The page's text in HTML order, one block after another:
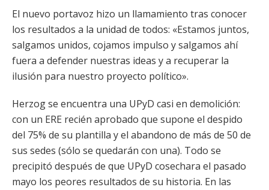
El nuevo portavoz hizo un llamamiento tras conocer
los resultados a la unidad de todos: «Estamos juntos,
salgamos unidos, cojamos impulso y salgamos ahí
fuera a defender nuestras ideas y a recuperar la
ilusión para nuestro proyecto político».
Herzog se encuentra una UPyD casi en demolición:
con un ERE recién aprobado que supone el despido
del 75% de su plantilla y el abandono de más de 50 de
sus sedes (sólo se quedarán con una). Todo se
precipitó después de que UPyD cosechara el pasado
mayo los peores resultados de su historia. En las